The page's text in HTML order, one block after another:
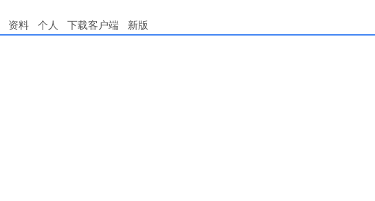
资料 个人 下载客户端 新版